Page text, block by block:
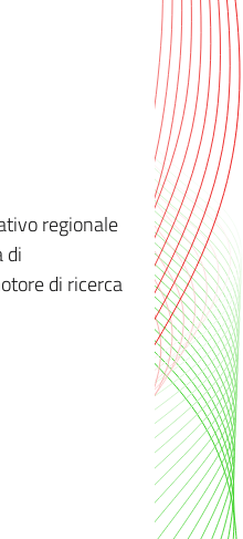
regionale
di
di ricerca